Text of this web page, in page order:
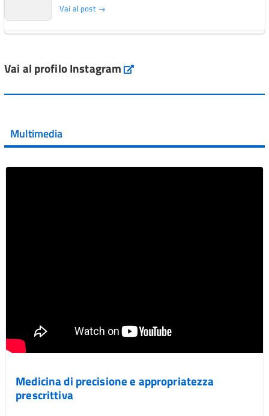
Vai al post →
Vai al post →
Vai al post →
Vai al profilo Instagram Instagram
Multimedia
Medicina di precisione e appropriatezza
prescrittiva